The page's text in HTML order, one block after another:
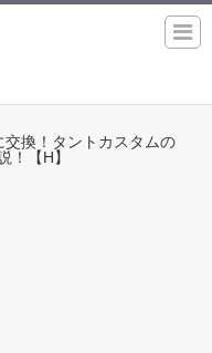
換！タントカスタムの
！【H】